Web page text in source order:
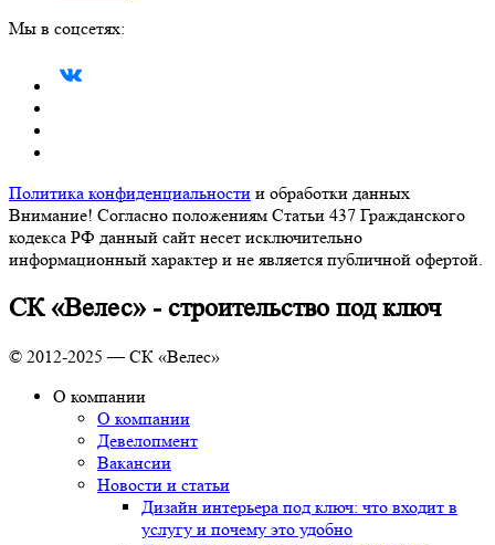
Мы в соцсетях:
Политика конфиденциальности и обработки данных
Внимание! Согласно положениям Статьи 437 Гражданского
кодекса РФ данный сайт несет исключительно
информационный характер и не является публичной офертой.
СК «Велес» - строительство под ключ
© 2012-2025 — СК «Велес»
О компании
О компании
Девелопмент
Вакансии
Новости и статьи
Дизайн интерьера под ключ: что входит в
услугу и почему это удобно